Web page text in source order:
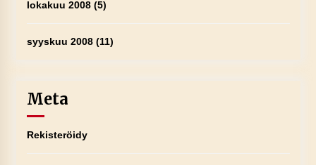
lokakuu 2008(5)
syyskuu 2008(11)
Meta
Rekisteröidy